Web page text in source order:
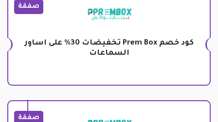
صفقة
كود خصم Prem Box تخفيضات 30% على اساور
السماعات
صفقة